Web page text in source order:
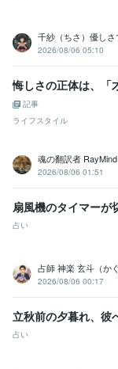
語学力
英語 日常会話レベル
千紗（ちさ）優し
2026/08/06 05:10
悔しさの正体は、「
記事
ライフスタイル
魂の翻訳者 RayMind
2026/08/06 01:51
扇風機のタイマーが
占い
占師 神楽 玄斗（か
2026/08/06 00:17
立秋前の夕暮れ、彼
占い